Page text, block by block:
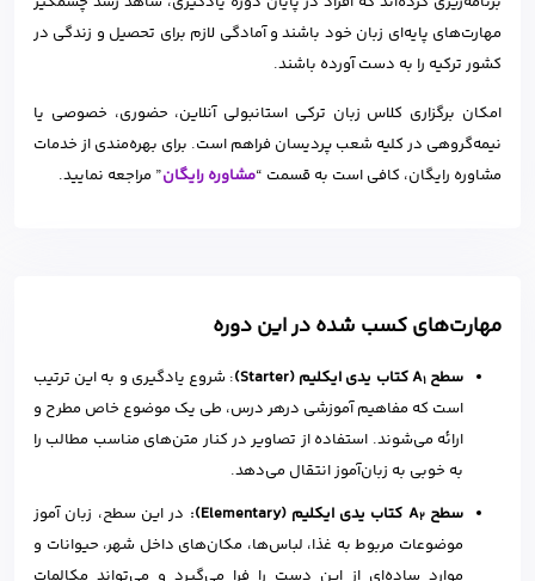
مهارت‌های پایه‌ای زبان خود باشند و آمادگی لازم برای تحصیل و زندگی در
کشور ترکیه را به دست آورده باشند.
امکان برگزاری کلاس زبان ترکی استانبولی آنلاین، حضوری، خصوصی یا
نیمه‌گروهی در کلیه شعب پردیسان فراهم است. برای بهره‌مندی از خدمات
مشاوره رایگان، کافی است به قسمت “مشاوره رایگان” مراجعه نمایید.
مهارت‌های کسب شده در این دوره
سطح A1 کتاب یدی ایکلیم (Starter)
: شروع یادگیری و به این ترتیب
است که مفاهیم آموزشی درهر درس، طی یک موضوع خاص مطرح و
ارائه می‌شوند. استفاده از تصاویر در کنار متن‌های مناسب مطالب را
به خوبی به زبان‌آموز انتقال می‌دهد.
سطح A2 کتاب یدی ایکلیم (Elementary):
در این سطح، زبان آموز
موضوعات مربوط به غذا، لباس‌ها، مکان‌های داخل شهر، حیوانات و
موارد ساده‌ای از این دست را فرا می‌گیرد و می‌تواند مکالمات